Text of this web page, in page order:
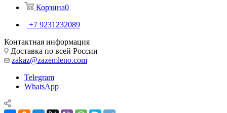
Корзина0
+7 9231232089
Контактная информация
Доставка по всей России
zakaz@zazemleno.com
Telegram
WhatsApp